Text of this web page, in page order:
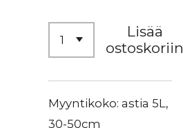
Lisää
ostoskoriin
Myyntikoko: astia 5L,
30-50cm